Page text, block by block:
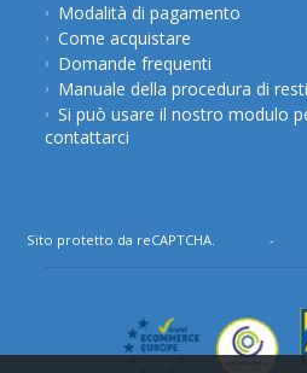
Modalità di pagamento
Come acquistare
Domande frequenti
Manuale della procedura di
Si può usare il nostro modulo
contattarci
Sito protetto da reCAPTCHA. -